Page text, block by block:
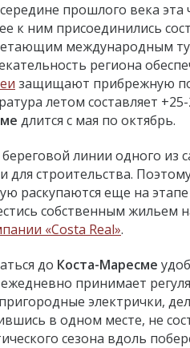
прошлого века эта
к ним присоединились
международным
региона
защищают прибрежную
летом составляет
длится с мая по октябрь.
линии одного из
для строительства.
раскупаются еще на
собственным жильем
«Costa Real».
до Коста-Маресме
принимает
электрички,
в одном месте, не
сезона вдоль